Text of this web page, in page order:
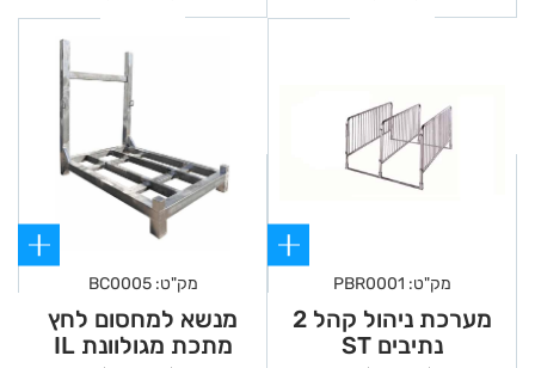
מק"ט: PBR0001
מערכת ניהול קהל 2
נתיבים ST
מק"ט: BC0005
מנשא למחסום לחץ
מתכת מגולוונת IL